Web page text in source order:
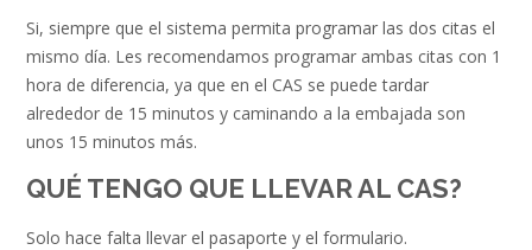
Si, siempre que el sistema permita programar las dos citas el
mismo día. Les recomendamos programar ambas citas con 1
hora de diferencia, ya que en el CAS se puede tardar
alrededor de 15 minutos y caminando a la embajada son
unos 15 minutos más.
QUÉ TENGO QUE LLEVAR AL CAS?
Solo hace falta llevar el pasaporte y el formulario.